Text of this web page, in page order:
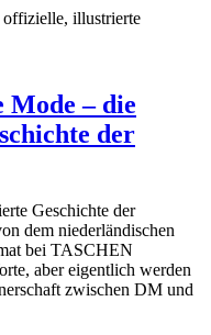
Mode – die
der
Geschichte der
dem niederländischen
bei TASCHEN
aber eigentlich werden
zwischen DM und